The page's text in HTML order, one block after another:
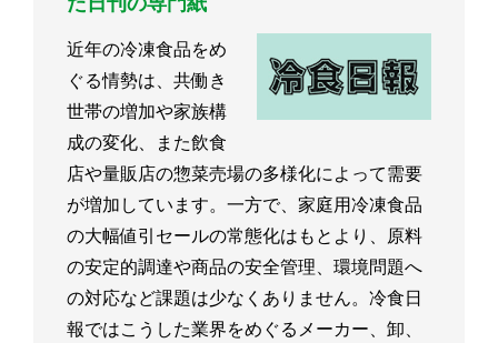
近年の冷凍食品をめ
ぐる情勢は、共働き
世帯の増加や家族構
成の変化、また飲食
店や量販店の惣菜売場の多様化によって需要
が増加しています。一方で、家庭用冷凍食品
の大幅値引セールの常態化はもとより、原料
の安定的調達や商品の安全管理、環境問題へ
の対応など課題は少なくありません。冷食日
報ではこうした業界をめぐるメーカー、卸、